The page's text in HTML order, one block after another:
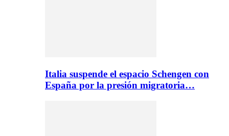
Italia suspende el espacio Schengen con
España por la presión migratoria…